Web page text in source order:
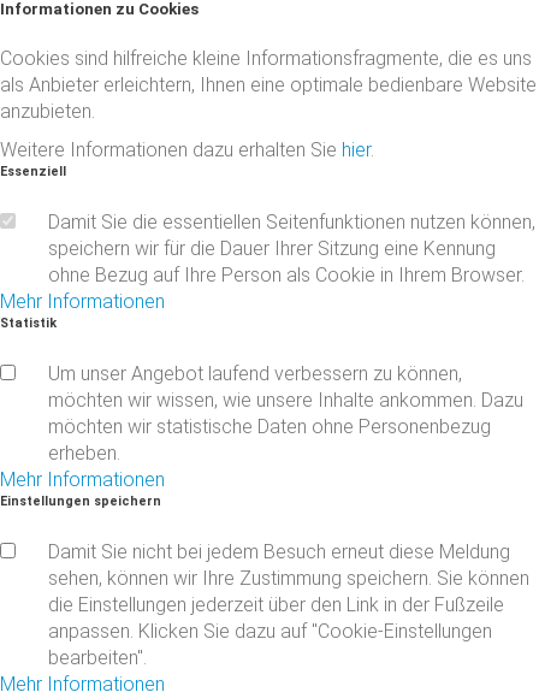
Informationen zu Cookies
Cookies sind hilfreiche kleine Informationsfragmente, die es uns
als Anbieter erleichtern, Ihnen eine optimale bedienbare Website
anzubieten.
Weitere Informationen dazu erhalten Sie hier.
Essenziell
Damit Sie die essentiellen Seitenfunktionen nutzen können,
speichern wir für die Dauer Ihrer Sitzung eine Kennung
ohne Bezug auf Ihre Person als Cookie in Ihrem Browser.
Mehr Informationen
Statistik
Um unser Angebot laufend verbessern zu können,
möchten wir wissen, wie unsere Inhalte ankommen. Dazu
möchten wir statistische Daten ohne Personenbezug
erheben.
Mehr Informationen
Einstellungen speichern
Damit Sie nicht bei jedem Besuch erneut diese Meldung
sehen, können wir Ihre Zustimmung speichern. Sie können
die Einstellungen jederzeit über den Link in der Fußzeile
anpassen. Klicken Sie dazu auf "Cookie-Einstellungen
bearbeiten".
Mehr Informationen